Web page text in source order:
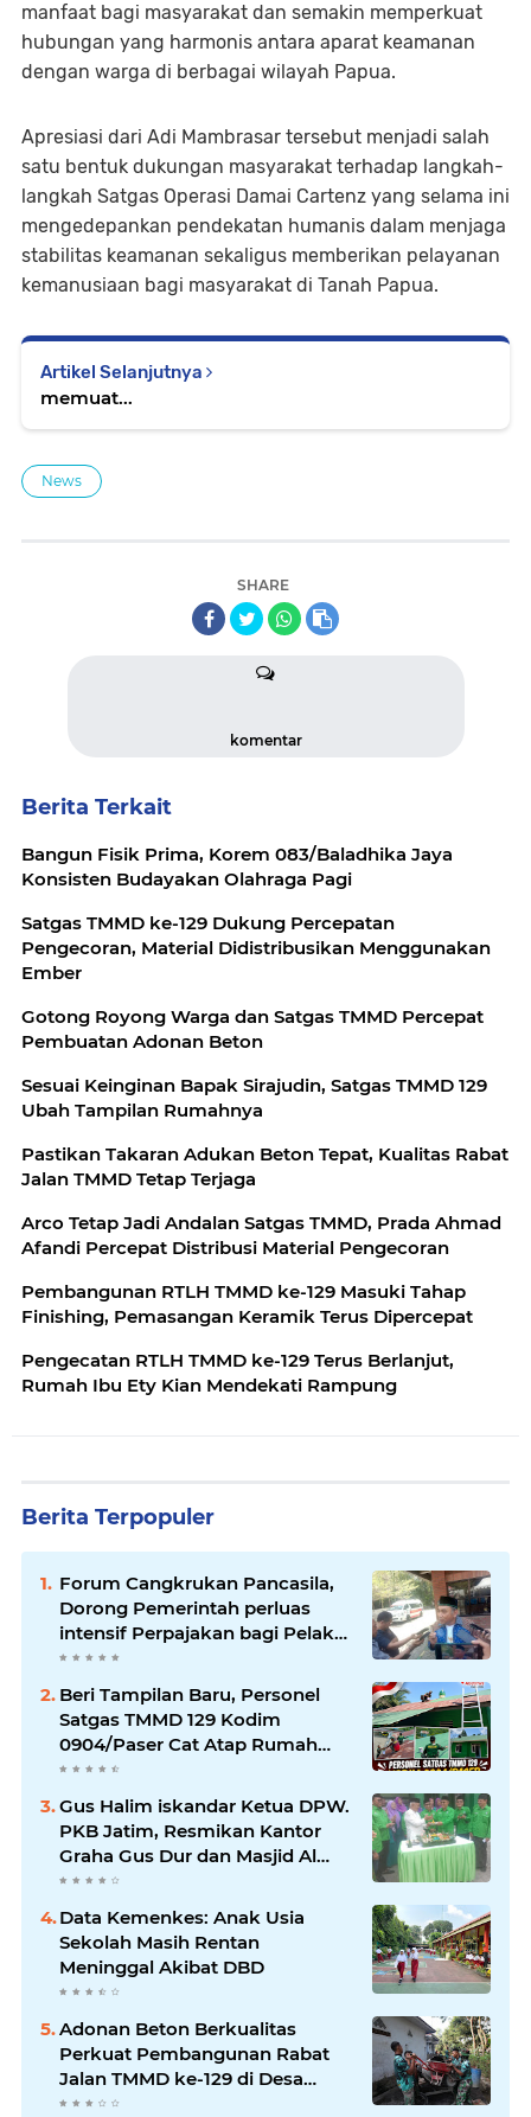
manfaat bagi masyarakat dan semakin memperkuat
hubungan yang harmonis antara aparat keamanan
dengan warga di berbagai wilayah Papua.
Apresiasi dari Adi Mambrasar tersebut menjadi salah
satu bentuk dukungan masyarakat terhadap langkah-
langkah Satgas Operasi Damai Cartenz yang selama ini
mengedepankan pendekatan humanis dalam menjaga
stabilitas keamanan sekaligus memberikan pelayanan
kemanusiaan bagi masyarakat di Tanah Papua.
Artikel Selanjutnya
memuat...
News
SHARE
komentar
Berita Terkait
Bangun Fisik Prima, Korem 083/Baladhika Jaya
Konsisten Budayakan Olahraga Pagi
Satgas TMMD ke-129 Dukung Percepatan
Pengecoran, Material Didistribusikan Menggunakan
Ember
Gotong Royong Warga dan Satgas TMMD Percepat
Pembuatan Adonan Beton
Sesuai Keinginan Bapak Sirajudin, Satgas TMMD 129
Ubah Tampilan Rumahnya
Pastikan Takaran Adukan Beton Tepat, Kualitas Rabat
Jalan TMMD Tetap Terjaga
Arco Tetap Jadi Andalan Satgas TMMD, Prada Ahmad
Afandi Percepat Distribusi Material Pengecoran
Pembangunan RTLH TMMD ke-129 Masuki Tahap
Finishing, Pemasangan Keramik Terus Dipercepat
Pengecatan RTLH TMMD ke-129 Terus Berlanjut,
Rumah Ibu Ety Kian Mendekati Rampung
Berita Terpopuler
Forum Cangkrukan Pancasila,
Dorong Pemerintah perluas
intensif Perpajakan bagi Pelaku
Usaha UMKM.
Beri Tampilan Baru, Personel
Satgas TMMD 129 Kodim
0904/Paser Cat Atap Rumah
Marbot
Gus Halim iskandar Ketua DPW.
PKB Jatim, Resmikan Kantor
Graha Gus Dur dan Masjid Al
Iskandariyah, dorong Jadi Pusat
Pelayanan Warga dan Dakwah
Umat.
Data Kemenkes: Anak Usia
Sekolah Masih Rentan
Meninggal Akibat DBD
Adonan Beton Berkualitas
Perkuat Pembangunan Rabat
Jalan TMMD ke-129 di Desa
Ledoktempuro